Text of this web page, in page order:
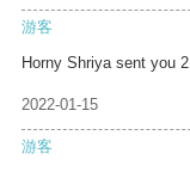
游客
Horny Shriya sent you 2
2022-01-15
游客